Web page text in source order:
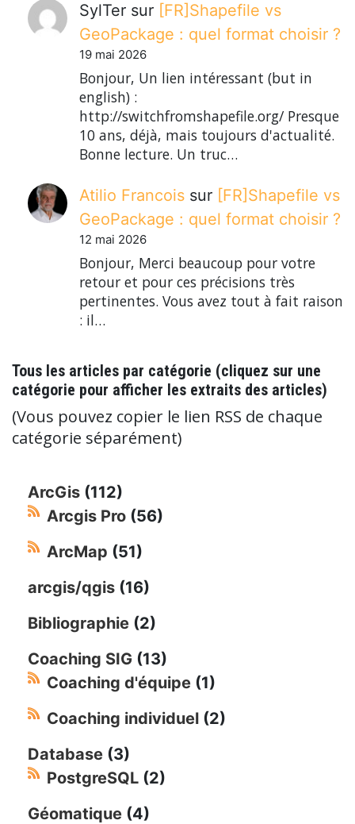
SylTer sur [FR]Shapefile vs
GeoPackage : quel format choisir ?
19 mai 2026
Bonjour, Un lien intéressant (but in
english) :
http://switchfromshapefile.org/ Presque
10 ans, déjà, mais toujours d'actualité.
Bonne lecture. Un truc…
Atilio Francois sur [FR]Shapefile vs
GeoPackage : quel format choisir ?
12 mai 2026
Bonjour, Merci beaucoup pour votre
retour et pour ces précisions très
pertinentes. Vous avez tout à fait raison
: il…
Tous les articles par catégorie (cliquez sur une
catégorie pour afficher les extraits des articles)
(Vous pouvez copier le lien RSS de chaque
catégorie séparément)
ArcGis (112)
Arcgis Pro (56)
ArcMap (51)
arcgis/qgis (16)
Bibliographie (2)
Coaching SIG (13)
Coaching d'équipe (1)
Coaching individuel (2)
Database (3)
PostgreSQL (2)
Géomatique (4)